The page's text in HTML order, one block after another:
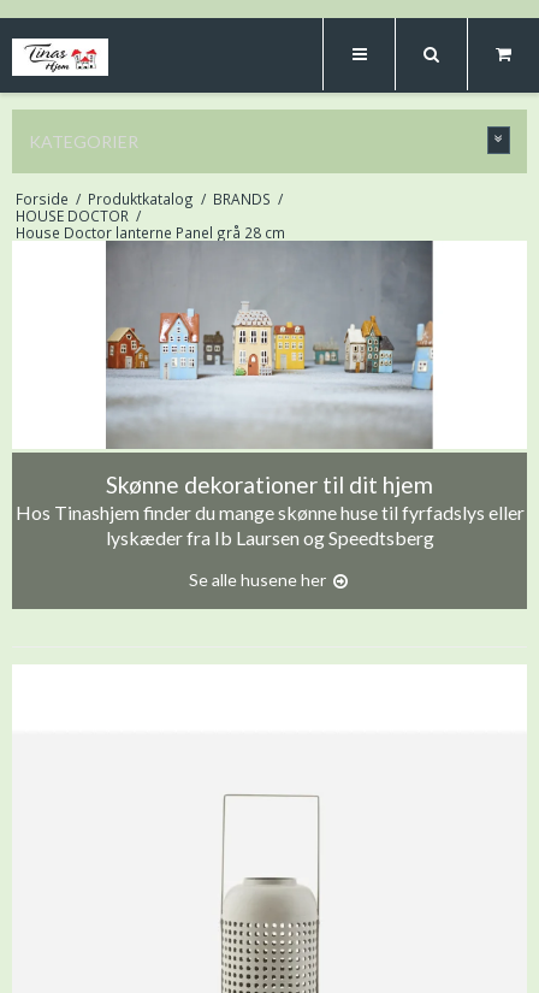
KATEGORIER
Forside / Produktkatalog / BRANDS /
HOUSE DOCTOR /
House Doctor lanterne Panel grå 28 cm
Skønne dekorationer til dit hjem
Hos Tinashjem finder du mange skønne huse til fyrfadslys eller
lyskæder fra Ib Laursen og Speedtsberg
Se alle husene her